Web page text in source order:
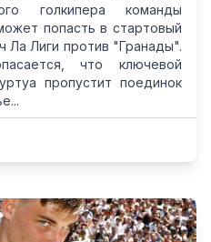
голкипера команды
попасть в стартовый
Ла Лиги против "Гранады".
что ключевой
пропустит поединок